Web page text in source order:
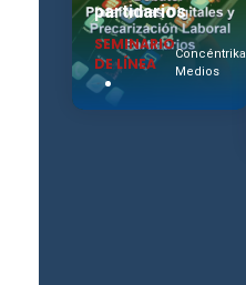
partidarios
Concéntrika
Medios
SEMINARIO
DE LÍNEA